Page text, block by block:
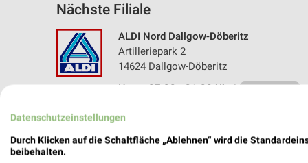
Nächste Filiale
ALDI Nord Dallgow-Döberitz
Artilleriepark 2
14624 Dallgow-Döberitz
Heute 07:00 - 21:00 Uhr | Geschlossen
Datenschutzeinstellungen
Durch Klicken auf die Schaltfläche „Ablehnen“ wird die
beibehalten.